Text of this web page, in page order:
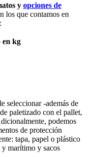
y opciones de
los que contamos en
en kg
seleccionar -además de
paletizado con el pallet,
podemos
de protección
tapa, papel o plástico
marítimo y sacos